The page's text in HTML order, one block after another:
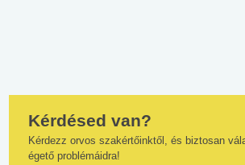
Kérdésed van?
Kérdezz orvos szakértőinktől, és biztosan
égető problémáidra!